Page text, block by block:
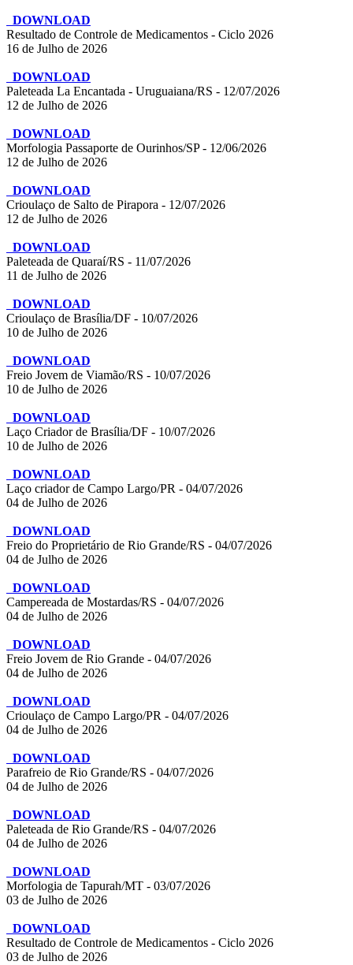
DOWNLOAD
Resultado de Controle de Medicamentos - Ciclo 2026
16 de Julho de 2026
DOWNLOAD
Paleteada La Encantada - Uruguaiana/RS - 12/07/2026
12 de Julho de 2026
DOWNLOAD
Morfologia Passaporte de Ourinhos/SP - 12/06/2026
12 de Julho de 2026
DOWNLOAD
Crioulaço de Salto de Pirapora - 12/07/2026
12 de Julho de 2026
DOWNLOAD
Paleteada de Quaraí/RS - 11/07/2026
11 de Julho de 2026
DOWNLOAD
Crioulaço de Brasília/DF - 10/07/2026
10 de Julho de 2026
DOWNLOAD
Freio Jovem de Viamão/RS - 10/07/2026
10 de Julho de 2026
DOWNLOAD
Laço Criador de Brasília/DF - 10/07/2026
10 de Julho de 2026
DOWNLOAD
Laço criador de Campo Largo/PR - 04/07/2026
04 de Julho de 2026
DOWNLOAD
Freio do Proprietário de Rio Grande/RS - 04/07/2026
04 de Julho de 2026
DOWNLOAD
Campereada de Mostardas/RS - 04/07/2026
04 de Julho de 2026
DOWNLOAD
Freio Jovem de Rio Grande - 04/07/2026
04 de Julho de 2026
DOWNLOAD
Crioulaço de Campo Largo/PR - 04/07/2026
04 de Julho de 2026
DOWNLOAD
Parafreio de Rio Grande/RS - 04/07/2026
04 de Julho de 2026
DOWNLOAD
Paleteada de Rio Grande/RS - 04/07/2026
04 de Julho de 2026
DOWNLOAD
Morfologia de Tapurah/MT - 03/07/2026
03 de Julho de 2026
DOWNLOAD
Resultado de Controle de Medicamentos - Ciclo 2026
03 de Julho de 2026